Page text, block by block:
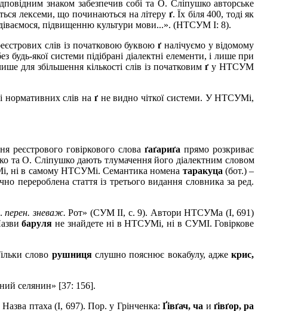
знаком забезпечив собі та О. Сліпушко авторське
лексеми, що починаються на літеру ґ.Їх біля 400, тоді як
підвищенню культури мови...». (НТСУМ І: 8).
слів із початковою буквоюґ налічуємо у відомому
якої системи підібрані діалектні елементи, і лише при
для збільшення кількості слів із початковимґ у НТСУМ
нормативних слів на ґне видно чіткої системи. У НТСУМі,
реєстрового говіркового словаґаґариґа прямо розкриває
та О. Сліпушко дають тлумачення його діалектним словом
і, ні в самому НТСУМі. Семантика номена таракуца (бот.) –
стаття із третього видання словника за ред.
перен. зневаж. Рот» (СУМII, с. 9). Автори НТСУМа (І, 691)
баруля не знайдете ні в НТСУМі, ні в СУМІ. Говіркове
слово рушницяслушно пояснює вокабулу, аджекрис,
селянин» [37: 156].
Назва птаха (І, 697). Пор. у Грінченка:Ґівґач, ча иґівґор, ра